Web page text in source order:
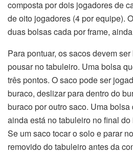
composta por dois jogadores de
de oito jogadores (4 por equipe).
duas bolsas cada por frame,
Para pontuar, os sacos devem
pousar no tabuleiro. Uma bolsa
três pontos. O saco pode ser
buraco, deslizar para dentro do
buraco por outro saco. Uma
ainda está no tabuleiro no final
Se um saco tocar o solo e parar
removido do tabuleiro antes da